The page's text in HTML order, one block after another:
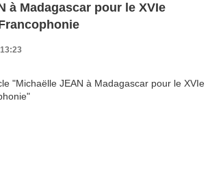
à Madagascar pour le XVIe